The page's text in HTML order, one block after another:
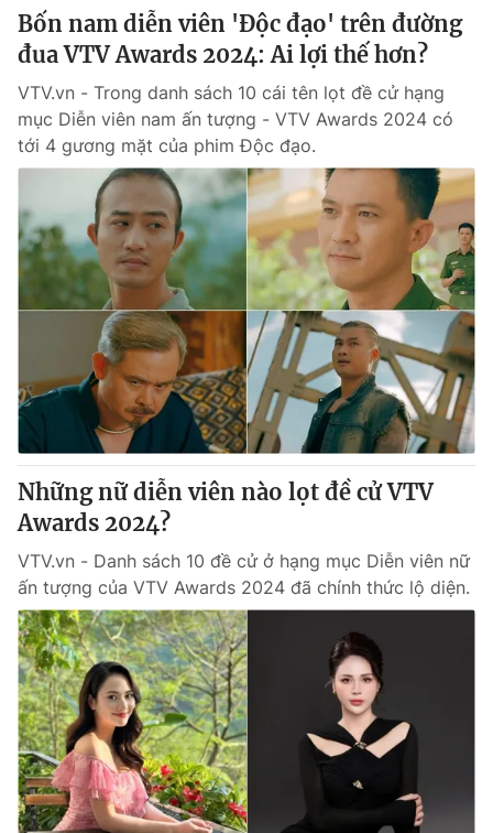
Emagazine Podcast
Photo Infographic
Video Shorts video
VTV Money VTV Thể thao
VTV Sức khoẻ Bất động sản
Thị trường 24h Tấm lòng Việt
VTV4 Vươn mình bằng AI
VTV9 VTV8
Liên hệ tòa soạn
THỜI BÁO VTV
Theo dõi báo trên
Cơ quan chủ quản:Đài Truyền hình Việt Nam
Cơ quan báo chí:Thời báo VTV
Bốn nam diễn viên 'Độc đạo' trên đường
đua VTV Awards 2024: Ai lợi thế hơn?
VTV.vn - Trong danh sách 10 cái tên lọt đề cử hạng
mục Diễn viên nam ấn tượng - VTV Awards 2024 có
tới 4 gương mặt của phim Độc đạo.
Những nữ diễn viên nào lọt đề cử VTV
Awards 2024?
VTV.vn - Danh sách 10 đề cử ở hạng mục Diễn viên nữ
ấn tượng của VTV Awards 2024 đã chính thức lộ diện.